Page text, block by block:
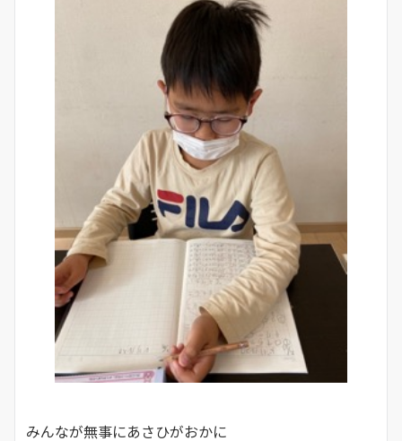
みんなが無事にあさひがおかに